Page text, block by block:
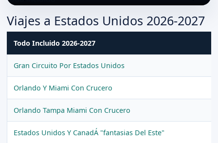
Viajes a Estados Unidos 2026-2027
Todo Incluido 2026-2027
Gran Circuito Por Estados Unidos
Orlando Y Miami Con Crucero
Orlando Tampa Miami Con Crucero
Estados Unidos Y CanadÁ "fantasias Del Este"